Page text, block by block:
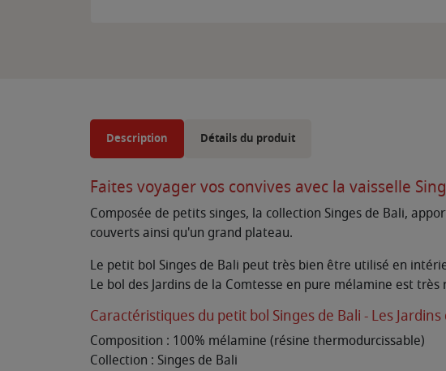
Description Détails du produit
Faites voyager vos convives avec la vaisselle
Composée de petits singes, la collection Singes de Bali,
couverts ainsi qu'un grand plateau.
Le petit bol Singes de Bali peut très bien être utilisé en
Le bol des Jardins de la Comtesse en pure mélamine est
Caractéristiques du petit bol Singes de Bali - Les
Composition : 100% mélamine (résine thermodurcissable)
Collection : Singes de Bali